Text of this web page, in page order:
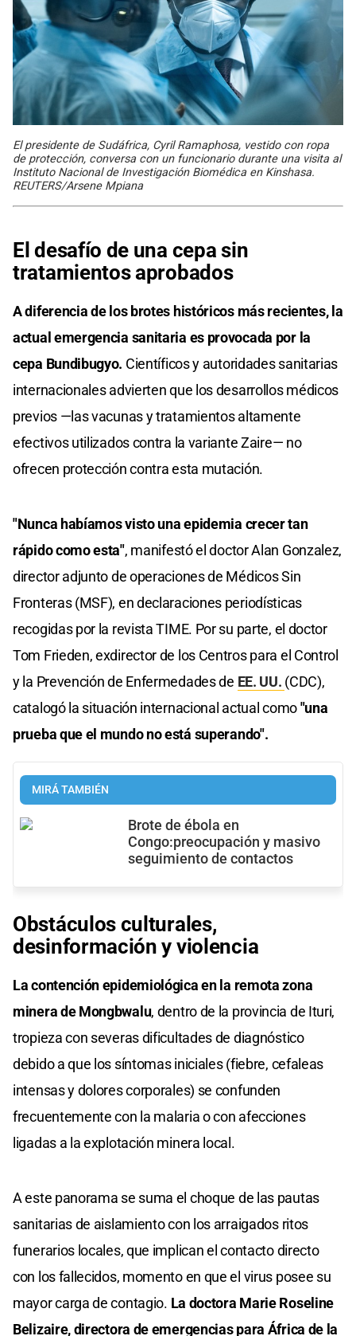
El presidente de Sudáfrica, Cyril Ramaphosa, vestido con ropa
de protección, conversa con un funcionario durante una visita al
Instituto Nacional de Investigación Biomédica en Kinshasa.
REUTERS/Arsene Mpiana
El desafío de una cepa sin
tratamientos aprobados
A diferencia de los brotes históricos más recientes, la
actual emergencia sanitaria es provocada por la
cepa Bundibugyo. Científicos y autoridades sanitarias
internacionales advierten que los desarrollos médicos
previos —las vacunas y tratamientos altamente
efectivos utilizados contra la variante Zaire— no
ofrecen protección contra esta mutación.
"Nunca habíamos visto una epidemia crecer tan
rápido como esta", manifestó el doctor Alan Gonzalez,
director adjunto de operaciones de Médicos Sin
Fronteras (MSF), en declaraciones periodísticas
recogidas por la revista TIME. Por su parte, el doctor
Tom Frieden, exdirector de los Centros para el Control
y la Prevención de Enfermedades de EE. UU. (CDC),
catalogó la situación internacional actual como"una
prueba que el mundo no está superando".
MIRÁ TAMBIÉN
Brote de ébola en
Congo:preocupación y masivo
seguimiento de contactos
Obstáculos culturales,
desinformación y violencia
La contención epidemiológica en la remota zona
minera de Mongbwalu, dentro de la provincia de Ituri,
tropieza con severas dificultades de diagnóstico
debido a que los síntomas iniciales (fiebre, cefaleas
intensas y dolores corporales) se confunden
frecuentemente con la malaria o con afecciones
ligadas a la explotación minera local.
A este panorama se suma el choque de las pautas
sanitarias de aislamiento con los arraigados ritos
funerarios locales, que implican el contacto directo
con los fallecidos, momento en que el virus posee su
mayor carga de contagio. La doctora Marie Roseline
Belizaire, directora de emergencias para África de la